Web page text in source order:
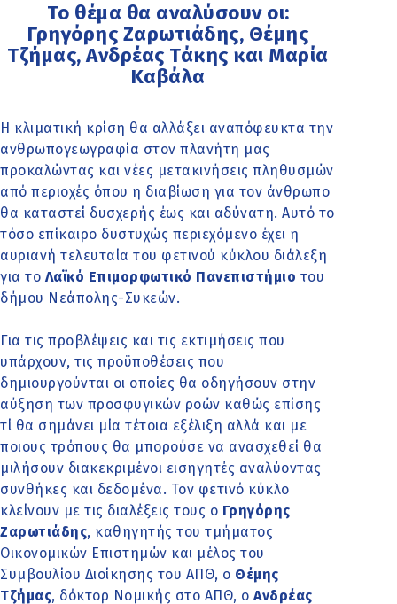
Το θέμα θα αναλύσουν οι:
Γρηγόρης Ζαρωτιάδης, Θέμης
Τζήμας, Ανδρέας Τάκης και Μαρία
Καβάλα
Η κλιματική κρίση θα αλλάξει αναπόφευκτα την
ανθρωπογεωγραφία στον πλανήτη μας
προκαλώντας και νέες μετακινήσεις πληθυσμών
από περιοχές όπου η διαβίωση για τον άνθρωπο
θα καταστεί δυσχερής έως και αδύνατη. Αυτό το
τόσο επίκαιρο δυστυχώς περιεχόμενο έχει η
αυριανή τελευταία του φετινού κύκλου διάλεξη
για το Λαϊκό Επιμορφωτικό Πανεπιστήμιο του
δήμου Νεάπολης-Συκεών.
Για τις προβλέψεις και τις εκτιμήσεις που
υπάρχουν, τις προϋποθέσεις που
δημιουργούνται οι οποίες θα οδηγήσουν στην
αύξηση των προσφυγικών ροών καθώς επίσης
τί θα σημάνει μία τέτοια εξέλιξη αλλά και με
ποιους τρόπους θα μπορούσε να ανασχεθεί θα
μιλήσουν διακεκριμένοι εισηγητές αναλύοντας
συνθήκες και δεδομένα. Τον φετινό κύκλο
κλείνουν με τις διαλέξεις τους ο Γρηγόρης
Ζαρωτιάδης, καθηγητής του τμήματος
Οικονομικών Επιστημών και μέλος του
Συμβουλίου Διοίκησης του ΑΠΘ, ο Θέμης
Τζήμας, δόκτορ Νομικής στο ΑΠΘ, ο Ανδρέας